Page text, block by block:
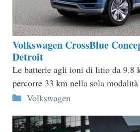
Volkswagen CrossBlue
Detroit
Le batterie agli ioni di litio da 9.8
percorre 33 km nella sola
Categorie
Volkswagen